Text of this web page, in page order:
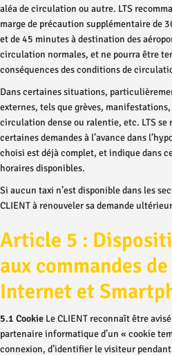
aléa de circulation ou autre. LTS
marge de précaution supplémentaire de
et de 45 minutes à destination des
circulation normales, et ne pourra être
conséquences des conditions de
Dans certaines situations,
externes, tels que grèves,
circulation dense ou ralentie, etc. LTS se
certaines demandes à l’avance dans
choisi est déjà complet, et indique dans
horaires disponibles.
Si aucun taxi n’est disponible dans les
CLIENT à renouveler sa demande
Article 5 :
aux commandes
Internet et
5.1 Cookie Le CLIENT reconnaît être
partenaire informatique d’un « cookie
connexion, d’identifier le visiteur pendant